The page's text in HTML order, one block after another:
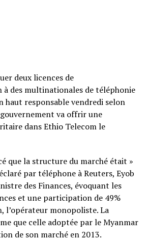
deux licences de
des multinationales de téléphonie
haut responsable vendredi selon
va offrir une
dans Ethio Telecom le
que la structure du marché était »
par téléphone à Reuters, Eyob
des Finances, évoquant les
et une participation de 49%
l’opérateur monopoliste. La
que celle adoptée par le Myanmar
de son marché en 2013.